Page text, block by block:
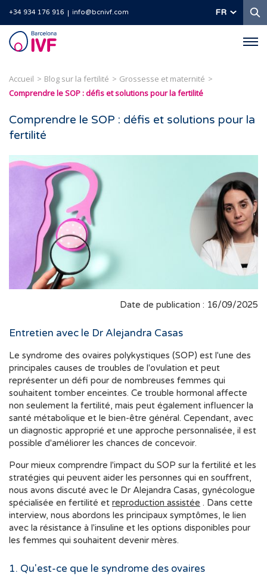
+34 934 176 916 info@bcnivf.com FR
Barcelona
IVF
Accueil Blog sur la fertilité
Grossesse et maternité
Comprendre le SOP : défis et solutions pour la fertilité
Comprendre le SOP : défis et solutions pour la
fertilité
Date de publication : 16/09/2025
Entretien avec le Dr Alejandra Casas
Le syndrome des ovaires polykystiques (SOP) est l'une des
principales causes de troubles de l'ovulation et peut
représenter un défi pour de nombreuses femmes qui
souhaitent tomber enceintes. Ce trouble hormonal affecte
non seulement la fertilité, mais peut également influencer la
santé métabolique et le bien-être général. Cependant, avec
un diagnostic approprié et une approche personnalisée, il est
possible d'améliorer les chances de concevoir.
Pour mieux comprendre l'impact du SOP sur la fertilité et les
stratégies qui peuvent aider les personnes qui en souffrent,
nous avons discuté avec le Dr Alejandra Casas, gynécologue
spécialisée en fertilité et reproduction assistée . Dans cette
interview, nous abordons les principaux symptômes, le lien
avec la résistance à l'insuline et les options disponibles pour
les femmes qui souhaitent devenir mères.
1. Qu'est-ce que le syndrome des ovaires